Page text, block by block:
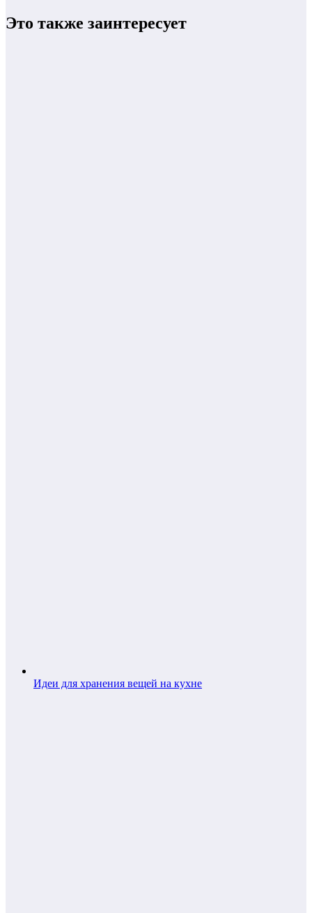
Это также заинтересует
Идеи для хранения вещей на кухне